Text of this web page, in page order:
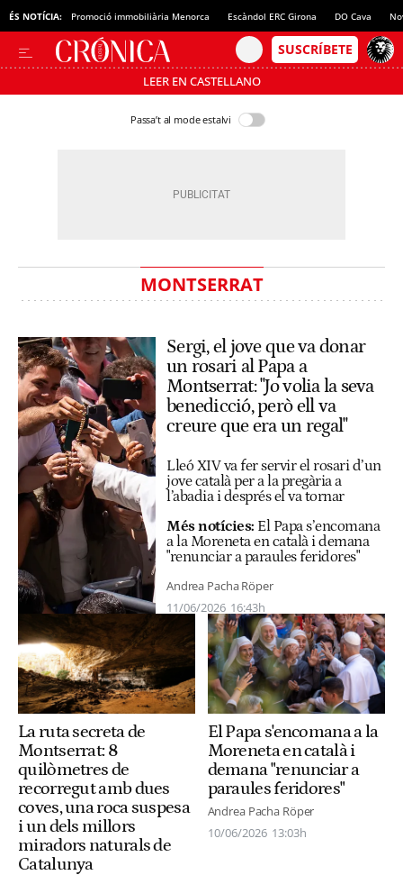
ÉS NOTÍCIA: Promoció immobiliària Menorca Escàndol ERC Girona DO Cava
LEER EN CASTELLANO
Passa’t al mode estalvi
MONTSERRAT
Sergi, el jove que va donar
un rosari al Papa a
Montserrat: "Jo volia la seva
benedicció, però ell va
creure que era un regal"
Lleó XIV va fer servir el rosari d’un
jove català per a la pregària a
l’abadia i després el va tornar
Més notícies: El Papa s’encomana
a la Moreneta en català i demana
"renunciar a paraules feridores"
Andrea Pacha Röper
11/06/2026 16:43h
La ruta secreta de
Montserrat: 8
quilòmetres de
recorregut amb dues
coves, una roca suspesa
i un dels millors
miradors naturals de
Catalunya
El Papa s'encomana a la
Moreneta en català i
demana "renunciar a
paraules feridores"
Andrea Pacha Röper
10/06/2026 13:03h